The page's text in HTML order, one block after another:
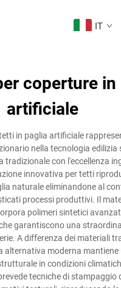
IT
coperture in
artificiale
in paglia artificiale
nella tecnologia edilizia
tradizionale con l'eccellenza
innovativa per tetti
naturale eliminandone al
processi produttivi. Il
polimeri sintetici
garantiscono una
A differenza dei materiali
alternativa moderna mantiene
in condizioni
tecniche di stampaggio